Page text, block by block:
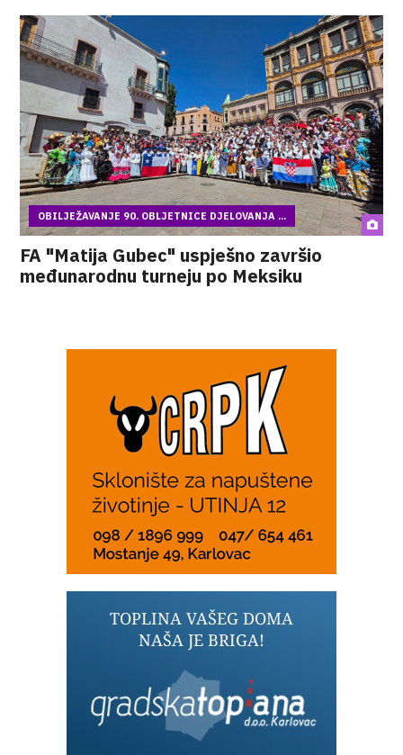
OBILJEŽAVANJE 90. OBLJETNICE DJELOVANJA ...
FA "Matija Gubec" uspješno završio
međunarodnu turneju po Meksiku